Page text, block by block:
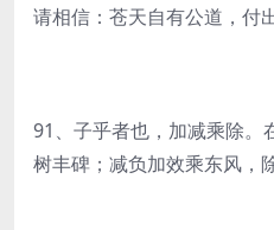
请相信：苍天自有公道，付
91、子乎者也，加减乘除。
树丰碑；减负加效乘东风，